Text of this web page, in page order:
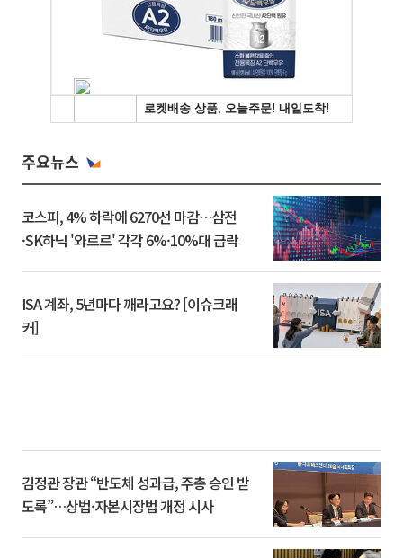
주요뉴스
코스피, 4% 하락에 6270선 마감…삼전
·SK하닉 '와르르' 각각 6%·10%대 급락
ISA 계좌, 5년마다 깨라고요? [이슈크래
커]
김정관 장관 “반도체 성과급, 주총 승인 받
도록”…상법·자본시장법 개정 시사